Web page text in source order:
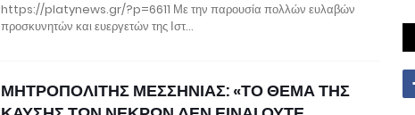
https://platynews.gr/?p=6611 Με την παρουσία πολλών ευλαβών
προσκυνητών και ευεργετών της Ιστ…
ΜΗΤΡΟΠΟΛΙΤΗΣ ΜΕΣΣΗΝΙΑΣ: «ΤΟ ΘΕΜΑ ΤΗΣ